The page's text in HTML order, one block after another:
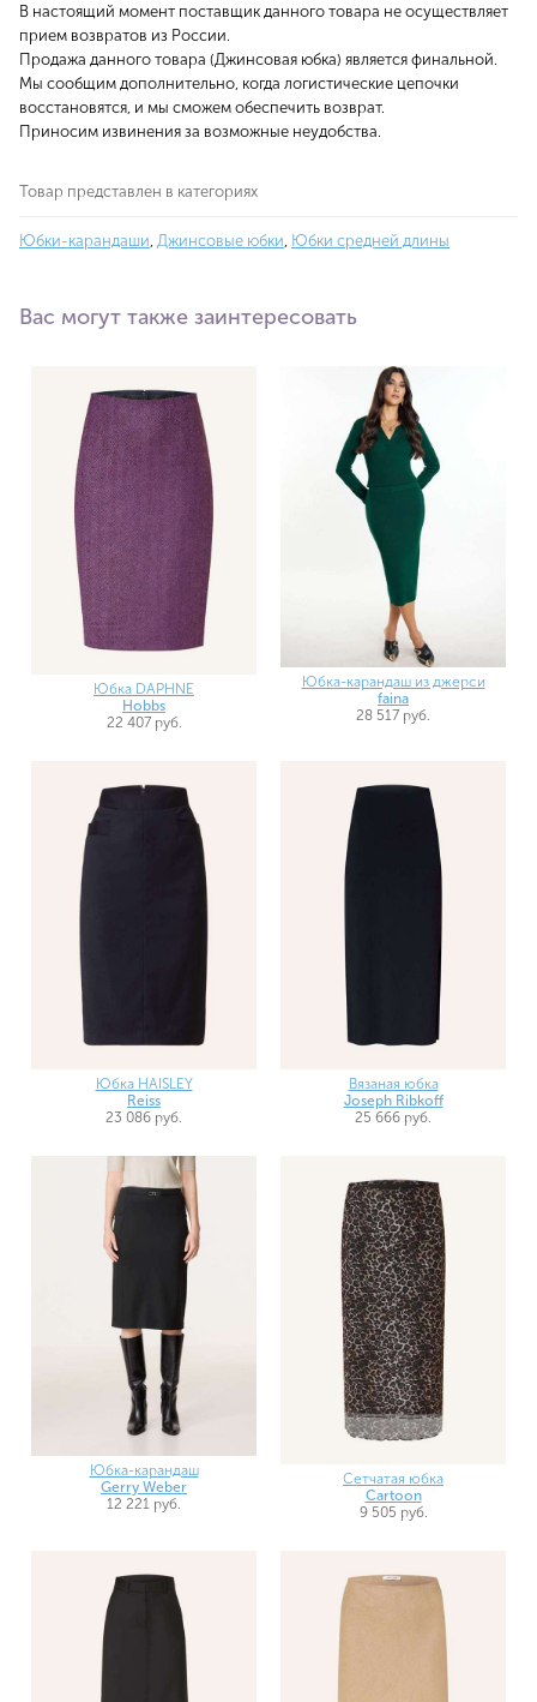
В настоящий момент поставщик данного товара не осуществляет
прием возвратов из России.
Продажа данного товара (Джинсовая юбка) является финальной.
Мы сообщим дополнительно, когда логистические цепочки
восстановятся, и мы сможем обеспечить возврат.
Приносим извинения за возможные неудобства.
Товар представлен в категориях
Юбки-карандаши, Джинсовые юбки, Юбки средней длины
Вас могут также заинтересовать
Юбка DAPHNE
Hobbs
22 407 руб.
Юбка-карандаш из джерси
faina
28 517 руб.
Юбка HAISLEY
Reiss
23 086 руб.
Вязаная юбка
Joseph Ribkoff
25 666 руб.
Юбка-карандаш
Gerry Weber
12 221 руб.
Сетчатая юбка
Cartoon
9 505 руб.